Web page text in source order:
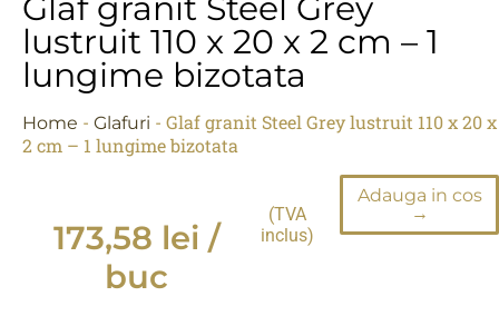
lustruit 110 x 20 x 2 cm – 1
lungime bizotata
Home - Glafuri - Glaf granit Steel Grey lustruit 110 x 20 x
2 cm – 1 lungime bizotata
173,58 lei /
buc
(TVA
inclus)
Adauga in cos
→